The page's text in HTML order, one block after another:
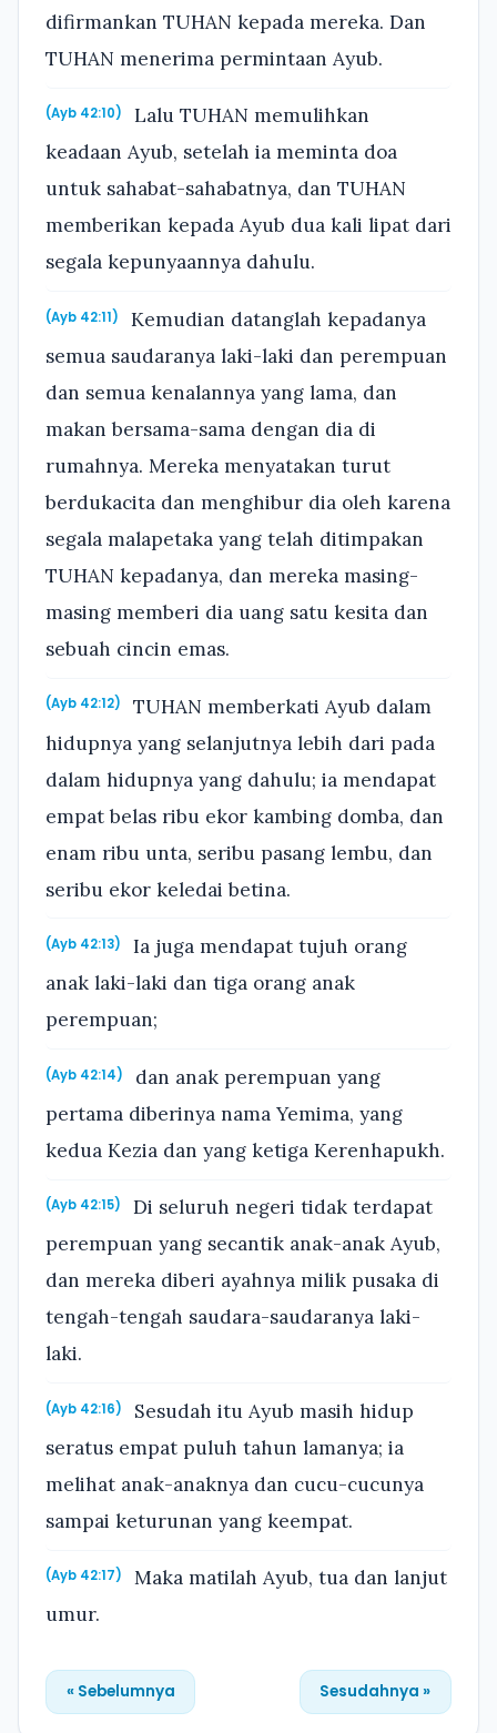
difirmankan TUHAN kepada mereka. Dan
TUHAN menerima permintaan Ayub.
(Ayb 42:10)
Lalu TUHAN memulihkan
keadaan Ayub, setelah ia meminta doa
untuk sahabat-sahabatnya, dan TUHAN
memberikan kepada Ayub dua kali lipat dari
segala kepunyaannya dahulu.
(Ayb 42:11)
Kemudian datanglah kepadanya
semua saudaranya laki-laki dan perempuan
dan semua kenalannya yang lama, dan
makan bersama-sama dengan dia di
rumahnya. Mereka menyatakan turut
berdukacita dan menghibur dia oleh karena
segala malapetaka yang telah ditimpakan
TUHAN kepadanya, dan mereka masing-
masing memberi dia uang satu kesita dan
sebuah cincin emas.
(Ayb 42:12)
TUHAN memberkati Ayub dalam
hidupnya yang selanjutnya lebih dari pada
dalam hidupnya yang dahulu; ia mendapat
empat belas ribu ekor kambing domba, dan
enam ribu unta, seribu pasang lembu, dan
seribu ekor keledai betina.
(Ayb 42:13)
Ia juga mendapat tujuh orang
anak laki-laki dan tiga orang anak
perempuan;
(Ayb 42:14)
dan anak perempuan yang
pertama diberinya nama Yemima, yang
kedua Kezia dan yang ketiga Kerenhapukh.
(Ayb 42:15)
Di seluruh negeri tidak terdapat
perempuan yang secantik anak-anak Ayub,
dan mereka diberi ayahnya milik pusaka di
tengah-tengah saudara-saudaranya laki-
laki.
(Ayb 42:16)
Sesudah itu Ayub masih hidup
seratus empat puluh tahun lamanya; ia
melihat anak-anaknya dan cucu-cucunya
sampai keturunan yang keempat.
(Ayb 42:17)
Maka matilah Ayub, tua dan lanjut
umur.
« Sebelumnya Sesudahnya »